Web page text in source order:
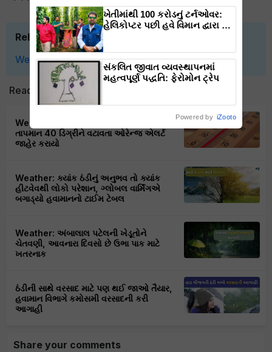
Related Topics
Weather Gujarat Farmers Strom Bay of Bangal
Read next
Weather: ગુજરાતમાં ઉનાળાનો તાંડવ,
તાપમાન 40 ડિગ્રીને વટાવતા ઓરેન્જ એલર્ટ
જાહેર કરાયો
Weather: ક્યાંક ઠંડીનું અનુભવ તો ક્યાંક
હીટવેવથી લોકો પરેશાન, ગ્લોબલ વાર્મિંગએ
બગાડ્યો હવામાનનો ટાઈમ ટેબલ
Weather: અંબાલાલ પટેલની ખેડૂતોને
ચેતવણી, આવનારા દિવસો છે ઉભા પાક માટે
ખતરનાક
ઠંડીની સાથે વરસાદ માટે પણ થઈ જાઓ તૈયાર,
હવામાન વિભાગે કમોસમી વરસાદની કરી
આગાહી
Share your comments
ખેતીમાંથી 100 કરોડનું ટર્નઓવર:
હેલિકોપ્ટર પછી હવે વિમાન દ્વારા કૃષિ
સંકલિત જીવાત વ્યવસ્થાપનમાં
મહત્વપૂર્ણ પદ્ધતિ: ફેરોમોન ટ્રેપ
Powered by iZooto